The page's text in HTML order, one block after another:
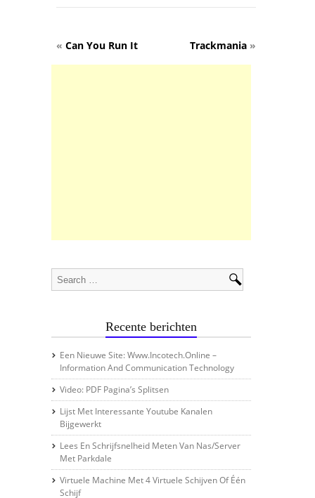
« Can You Run It Trackmania »
Recente berichten
Een Nieuwe Site: Www.incotech.online –
Information And Communication Technology
Video: PDF Pagina’s Splitsen
Lijst Met Interessante Youtube Kanalen
Bijgewerkt
Lees En Schrijfsnelheid Meten Van Nas/server
Met Parkdale
Virtuele Machine Met 4 Virtuele Schijven Of Één
Schijf